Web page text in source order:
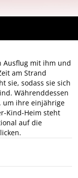
Ausflug mit ihm und
am Strand
sie, sodass sie sich
Währenddessen
um ihre einjährige
Kind-Heim steht
auf die